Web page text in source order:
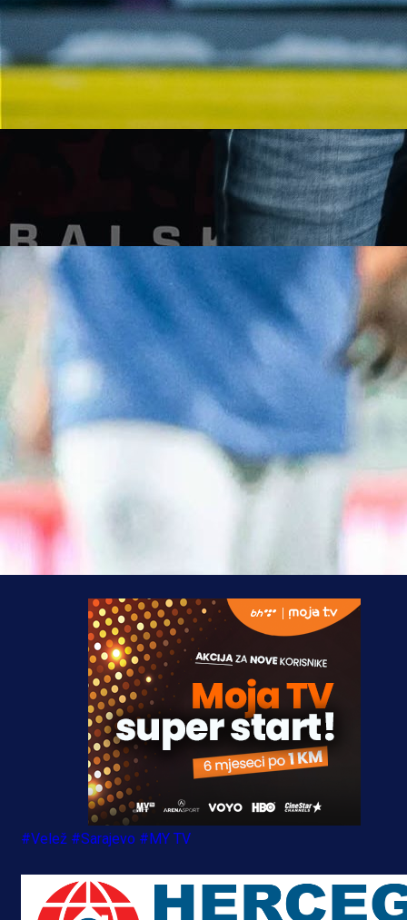
16:00 H
U subotu od 16:00 sati ekskluzivno na MY TV
gledati jedan od najvećih derbija WWin lige, FK
FK Sarajevo.
Prije utakmice preporučujemo emisiju "Retro
kojoj je gost Mersudin Ahmetović, bivši kapiten
Nakon utakmice za sve Rođene
dokumentarni film "Sve nas ista ljubav spaja",
stogodišnjici FK Velež.
#Velež #Sarajevo #MY TV